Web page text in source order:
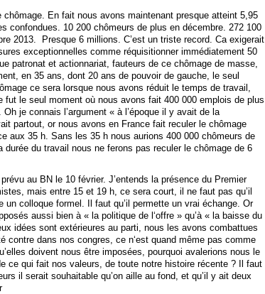
chômage. En fait nous avons maintenant presque atteint 5,95
confondues. 10 200 chômeurs de plus en décembre. 272 100
2013. Presque 6 millions. C’est un triste record. Ca exigerait
exceptionnelles comme réquisitionner immédiatement 50
patronat et actionnariat, fauteurs de ce chômage de masse,
en 35 ans, dont 20 ans de pouvoir de gauche, le seul
ce sera lorsque nous avons réduit le temps de travail,
le seul moment où nous avons fait 400 000 emplois de plus
je connais l’argument « à l’époque il y avait de la
partout, or nous avons en France fait reculer le chômage
aux 35 h. Sans les 35 h nous aurions 400 000 chômeurs de
durée du travail nous ne ferons pas reculer le chômage de 6
au BN le 10 février. J’entends la présence du Premier
mais entre 15 et 19 h, ce sera court, il ne faut pas qu’il
colloque formel. Il faut qu’il permette un vrai échange. Or
aussi bien à « la politique de l‘offre » qu’à « la baisse du
idées sont extérieures au parti, nous les avons combattues
contre dans nos congres, ce n‘est quand même pas comme
doivent nous être imposées, pourquoi avalerions nous le
ce qui fait nos valeurs, de toute notre histoire récente ? Il faut
il serait souhaitable qu’on aille au fond, et qu’il y ait deux